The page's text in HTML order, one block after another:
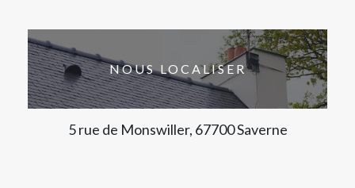
NOUS LOCALISER
5 rue de Monswiller, 67700 Saverne